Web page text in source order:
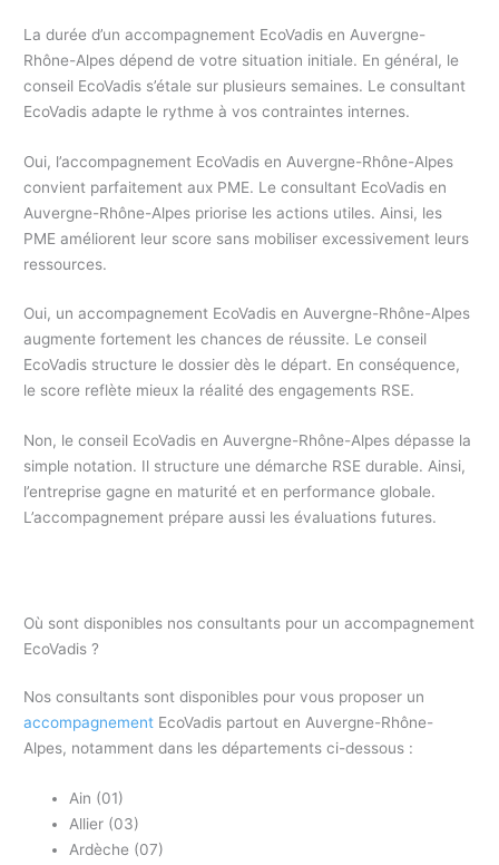
La durée d’un accompagnement EcoVadis en Auvergne-
Rhône-Alpes dépend de votre situation initiale. En général, le
conseil EcoVadis s’étale sur plusieurs semaines. Le consultant
EcoVadis adapte le rythme à vos contraintes internes.
Oui, l’accompagnement EcoVadis en Auvergne-Rhône-Alpes
convient parfaitement aux PME. Le consultant EcoVadis en
Auvergne-Rhône-Alpes priorise les actions utiles. Ainsi, les
PME améliorent leur score sans mobiliser excessivement leurs
ressources.
Oui, un accompagnement EcoVadis en Auvergne-Rhône-Alpes
augmente fortement les chances de réussite. Le conseil
EcoVadis structure le dossier dès le départ. En conséquence,
le score reflète mieux la réalité des engagements RSE.
Non, le conseil EcoVadis en Auvergne-Rhône-Alpes dépasse la
simple notation. Il structure une démarche RSE durable. Ainsi,
l’entreprise gagne en maturité et en performance globale.
L’accompagnement prépare aussi les évaluations futures.
Où sont disponibles nos consultants pour un accompagnement
EcoVadis ?
Nos consultants sont disponibles pour vous proposer un
accompagnement EcoVadis partout en Auvergne-Rhône-
Alpes, notamment dans les départements ci-dessous :
Ain (01)
Allier (03)
Ardèche (07)